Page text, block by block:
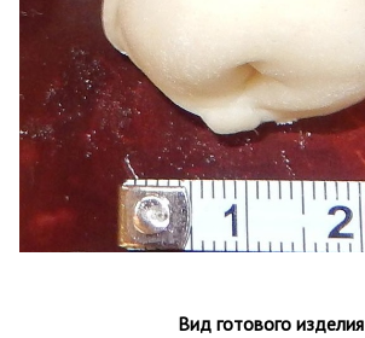
Вид готового изделия